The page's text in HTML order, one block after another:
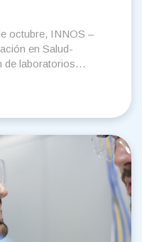
octubre, INNOS –
en Salud-
de laboratorios